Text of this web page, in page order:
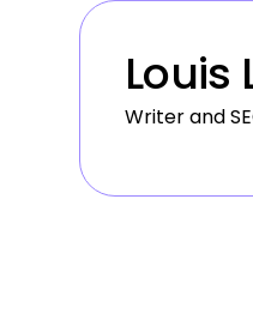
Louis
Writer and